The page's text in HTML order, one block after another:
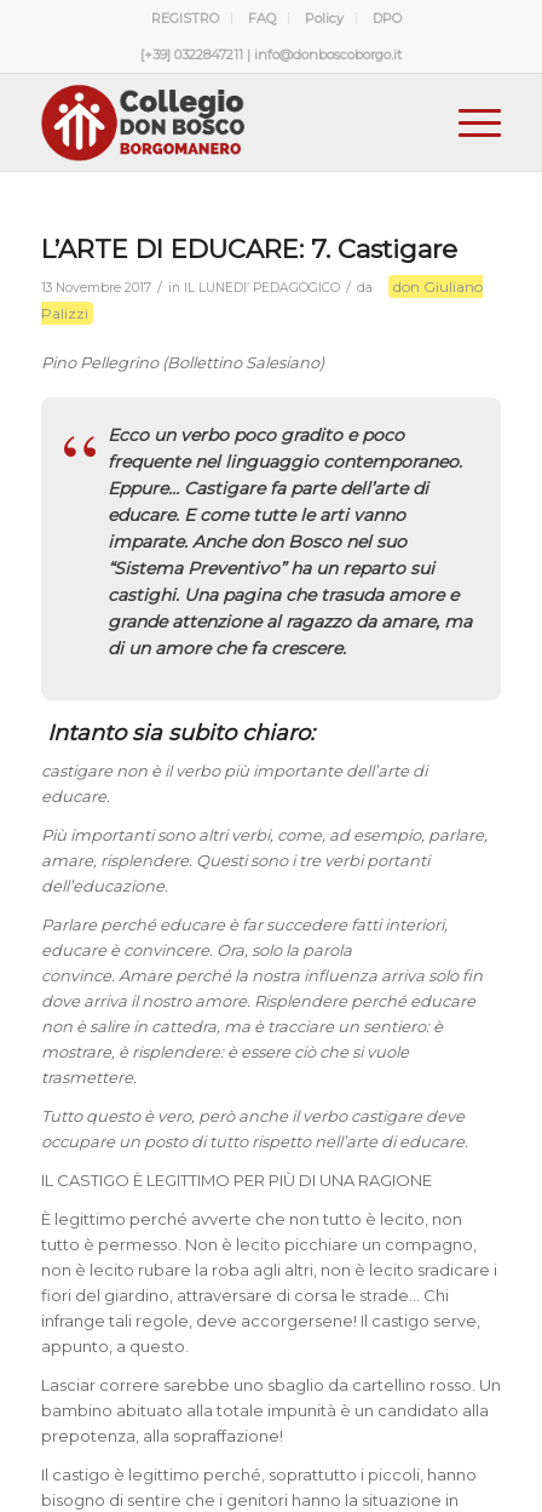
REGISTRO FAQ Policy DPO
[+39] 0322847211 | info@donboscoborgo.it
L’ARTE DI EDUCARE: 7. Castigare
13 Novembre 2017 / in IL LUNEDI’ PEDAGOGICO / da
don Giuliano
Palizzi
Pino Pellegrino (Bollettino Salesiano)
Ecco un verbo poco gradito e poco
frequente nel linguaggio contemporaneo.
Eppure… Castigare fa parte dell’arte di
educare. E come tutte le arti vanno
imparate. Anche don Bosco nel suo
“Sistema Preventivo” ha un reparto sui
castighi. Una pagina che trasuda amore e
grande attenzione al ragazzo da amare, ma
di un amore che fa crescere.
Intanto sia subito chiaro:
castigare non è il verbo più importante dell’arte di
educare.
Più importanti sono altri verbi, come, ad esempio, parlare,
amare, risplendere. Questi sono i tre verbi portanti
dell’educazione.
Parlare perché educare è far succedere fatti interiori,
educare è convincere. Ora, solo la parola
convince. Amare perché la nostra influenza arriva solo fin
dove arriva il nostro amore. Risplendere perché educare
non è salire in cattedra, ma è tracciare un sentiero: è
mostrare, è risplendere: è essere ciò che si vuole
trasmettere.
Tutto questo è vero, però anche il verbo castigare deve
occupare un posto di tutto rispetto nell’arte di educare.
IL CASTIGO È LEGITTIMO PER PIÙ DI UNA RAGIONE
È legittimo perché avverte che non tutto è lecito, non
tutto è permesso. Non è lecito picchiare un compagno,
non è lecito rubare la roba agli altri, non è lecito sradicare i
fiori del giardino, attraversare di corsa le strade… Chi
infrange tali regole, deve accorgersene! Il castigo serve,
appunto, a questo.
Lasciar correre sarebbe uno sbaglio da cartellino rosso. Un
bambino abituato alla totale impunità è un candidato alla
prepotenza, alla sopraffazione!
Il castigo è legittimo perché, soprattutto i piccoli, hanno
bisogno di sentire che i genitori hanno la situazione in